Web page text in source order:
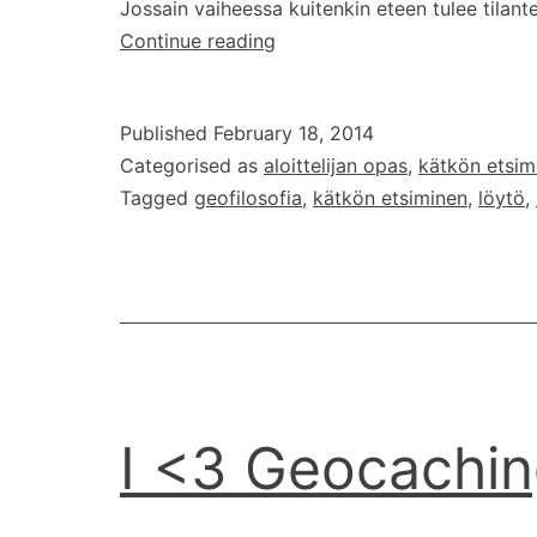
Jossain vaiheessa kuitenkin eteen tulee
Continue reading
Published February 18, 2014
Categorised as aloittelijan opas, kätkön
Tagged geofilosofia, kätkön etsiminen, löytö,
I <3